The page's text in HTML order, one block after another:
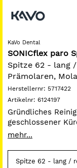
KaVo Dental
SONICflex paro
Spitze 62 - lang
Prämolaren,
Herstellernr: 5717422
Artikelnr: 6124197
Gründliches
geschlossener
bis 9 mm.
L, 2003 / L.
Mit
mehr...